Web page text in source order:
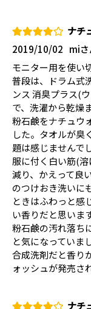
ナチ
mi
2019/10/02
モニター用を使い
普段は、ドラム式
ンス 消臭プラス(
で、洗濯から乾燥
粉石鹸をナチュウ
した。タオルが臭
題は感じませんで
服に付く白い筋(
減り、かえって良
のつけおき洗いに
ときはふわっと感
い香りだと思います
粉石鹸の汚れ落ち
と気になっていま
合成洗剤だと香り
ォッシュが発売さ
ナチ